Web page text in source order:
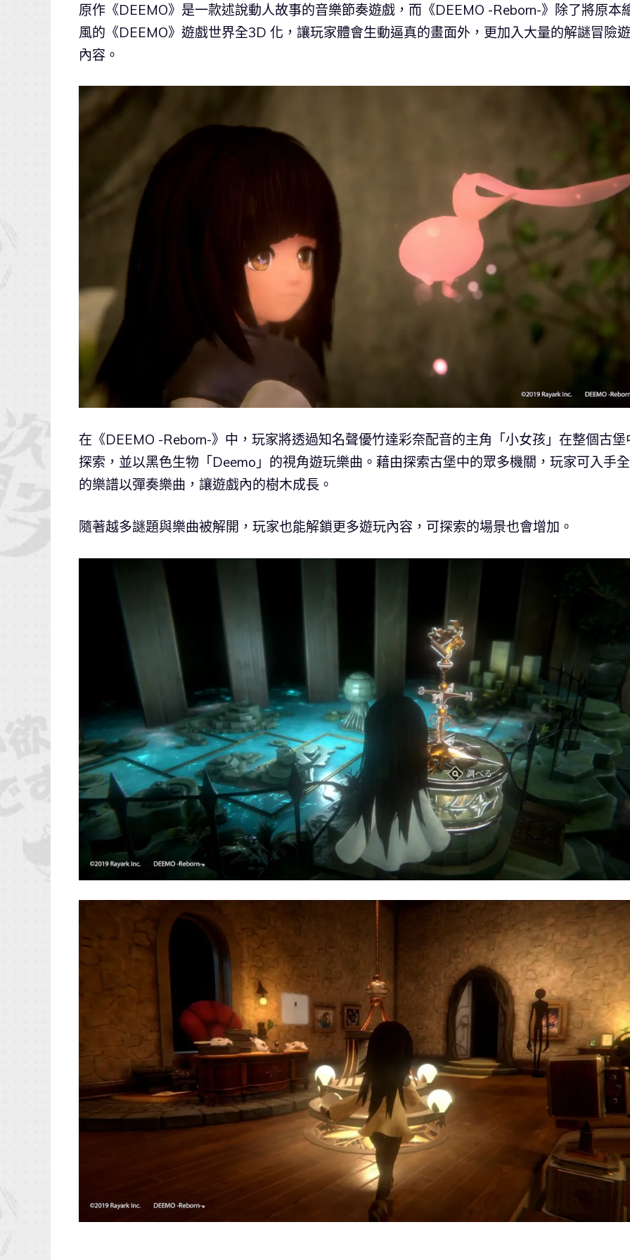
原作《DEEMO》是一款述說動人故事的音樂節奏遊戲，而《DEEMO -Reborn-》除了將原本
風的《DEEMO》遊戲世界全3D 化，讓玩家體會生動逼真的畫面外，更加入大量的解謎冒險
內容。
在《DEEMO -Reborn-》中，玩家將透過知名聲優竹達彩奈配音的主角「小女孩」在整個古堡
探索，並以黑色生物「Deemo」的視角遊玩樂曲。藉由探索古堡中的眾多機關，玩家可入手
的樂譜以彈奏樂曲，讓遊戲內的樹木成長。
隨著越多謎題與樂曲被解開，玩家也能解鎖更多遊玩內容，可探索的場景也會增加。